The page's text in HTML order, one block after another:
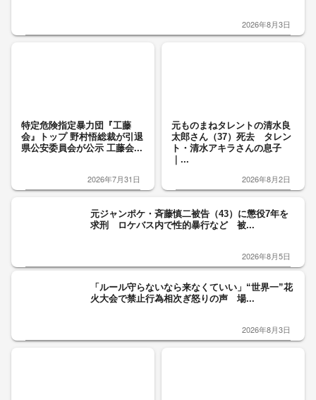
2026年8月3日
特定危険指定暴力団『工藤
会』トップ 野村悟総裁が引退
県公安委員会が公示 工藤会...
2026年7月31日
元ものまねタレントの清水良
太郎さん（37）死去 タレン
ト・清水アキラさんの息子
｜...
2026年8月2日
元ジャンポケ・斉藤慎二被告（43）に懲役7年を
求刑 ロケバス内で性的暴行など 被...
2026年8月5日
「ルール守らないなら来なくていい」“世界一”花
火大会で禁止行為相次ぎ怒りの声 場...
2026年8月3日